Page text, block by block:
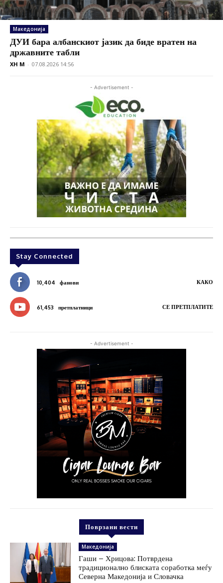
Македонија
ДУИ бара албанскиот јазик да биде вратен на
државните табли
XH M - 07.08.2026 14:56
- Advertisement -
Stay Connected
10,404 фанови КАКО
61,453 претплатници СЕ ПРЕТПЛАТИТЕ
- Advertisement -
Поврзани вести
Македонија
Гаши – Хрицова: Потврдена
традиционално блиската соработка меѓу
Северна Македонија и Словачка